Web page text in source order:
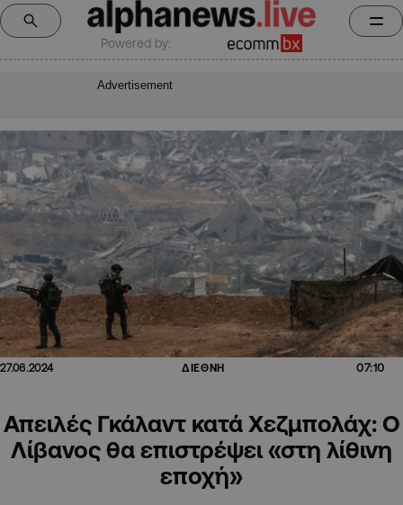
Powered by:
Advertisement
27.06.2024 ΔΙΕΘΝΗ 07:10
Απειλές Γκάλαντ κατά Χεζμπολάχ: Ο
Λίβανος θα επιστρέψει «στη λίθινη
εποχή»